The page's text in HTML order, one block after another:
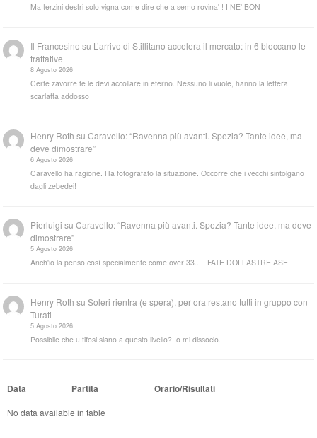
Ma terzini destri solo vigna come dire che a semo rovina' ! I NE' BON
Il Francesino su L’arrivo di Stillitano accelera il mercato: in 6 bloccano le
trattative
8 Agosto 2026
Certe zavorre te le devi accollare in eterno. Nessuno li vuole, hanno la lettera
scarlatta addosso
Henry Roth suCaravello: “Ravenna più avanti. Spezia? Tante idee, ma
deve dimostrare”
6 Agosto 2026
Caravello ha ragione. Ha fotografato la situazione. Occorre che i vecchi sintolgano
dagli zebedei!
Pierluigi suCaravello: “Ravenna più avanti. Spezia? Tante idee, ma deve
dimostrare”
5 Agosto 2026
Anch'io la penso così specialmente come over 33..... FATE DOI LASTRE ASE
Henry Roth suSoleri rientra (e spera), per ora restano tutti in gruppo con
Turati
5 Agosto 2026
Possibile che u tifosi siano a questo livello? Io mi dissocio.
Data Partita Orario/Risultati
No data available in table